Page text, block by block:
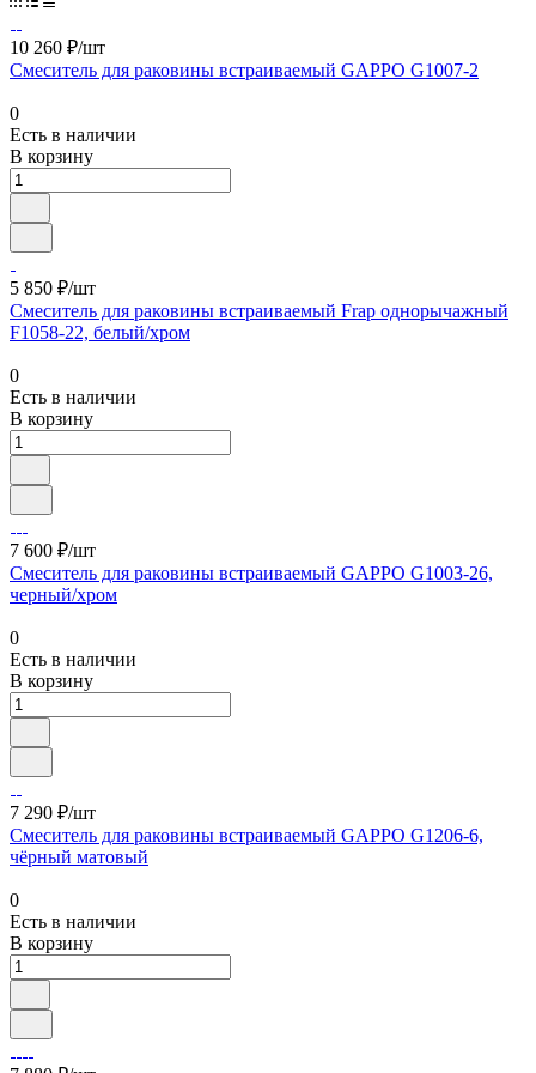
10 260 ₽/шт
Смеситель для раковины встраиваемый GAPPO G1007-2
0
Есть в наличии
В корзину
5 850 ₽/шт
Смеситель для раковины встраиваемый Frap однорычажный
F1058-22, белый/хром
0
Есть в наличии
В корзину
7 600 ₽/шт
Смеситель для раковины встраиваемый GAPPO G1003-26,
черный/хром
0
Есть в наличии
В корзину
7 290 ₽/шт
Смеситель для раковины встраиваемый GAPPO G1206-6,
чёрный матовый
0
Есть в наличии
В корзину